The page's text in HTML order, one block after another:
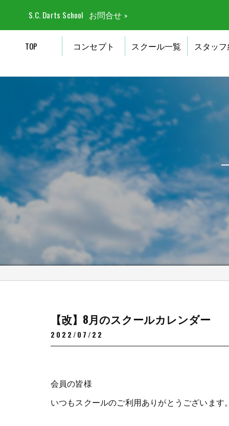
S.C. Darts School お問合せ
TOP コンセプト スクール一覧 スタッ
【改】8月のスクールカレンダー
2022/07/22
会員の皆様
いつもスクールのご利用ありがとうございます